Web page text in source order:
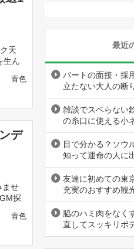
天
生ん
青色
デ
ませ
探
青色
最近
パートの面接・採
立たない大人の断
雑談でスベらない
の糸口に使える小
目で分かる？ソウ
知って運命の人に
友達に初めての東
充実のおすすめ観
脇のハミ肉をなく
直してスッキリボ